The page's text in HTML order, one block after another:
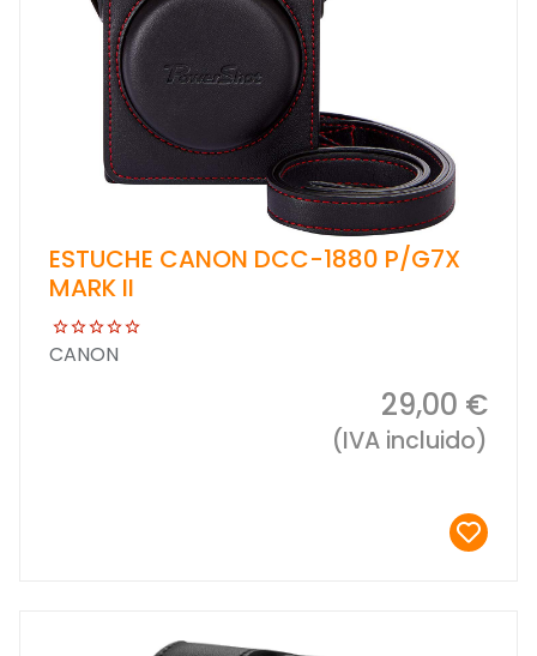
ESTUCHE CANON DCC-1880 P/G7X
MARK II
CANON
29,00 €
(IVA incluido)